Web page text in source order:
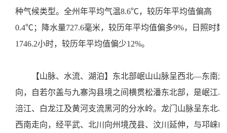
种气候类型。全州年平均气温8.6℃，较历年平均值偏高
0.4℃；降水量727.6毫米，较历年平均值偏多9%，日照时数
1746.2小时，较历年平均值偏少12%。
【山脉、水流、湖泊】东北部岷山山脉呈西北—东南走
向，自若尔盖与九寨沟县境之间横贯松潘东北部，是岷江、
涪江、白龙江及黄河支流黑河的分水岭。龙门山脉呈东北、
西南走向，经平武、北川向州境茂县、汶川延伸，与邛崃山